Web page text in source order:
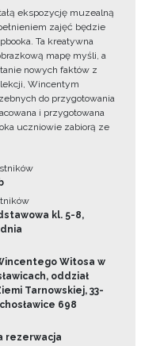
ekspozycję muzealną
zajęć będzie
Ta kreatywna
mapę myśli, a
nowych faktów z
Wincentym
do przygotowania
i przygotowana
uczniowie zabiorą ze
kl. 5-8,
Witosa w
oddział
Tarnowskiej, 33-
698
rezerwacja